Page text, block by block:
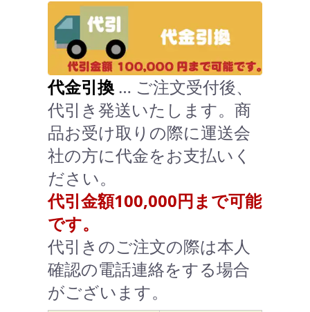
代金引換 … ご注文受付後、
代引き発送いたします。商
品お受け取りの際に運送会
社の方に代金をお支払いく
ださい。
代引金額100,000円まで可能
です。
代引きのご注文の際は本人
確認の電話連絡をする場合
がございます。